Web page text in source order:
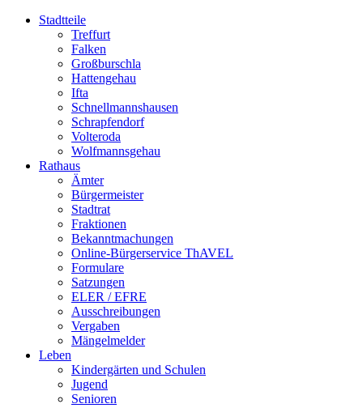
Stadtteile
Treffurt
Falken
Großburschla
Hattengehau
Ifta
Schnellmannshausen
Schrapfendorf
Volteroda
Wolfmannsgehau
Rathaus
Ämter
Bürgermeister
Stadtrat
Fraktionen
Bekanntmachungen
Online-Bürgerservice ThAVEL
Formulare
Satzungen
ELER / EFRE
Ausschreibungen
Vergaben
Mängelmelder
Leben
Kindergärten und Schulen
Jugend
Senioren